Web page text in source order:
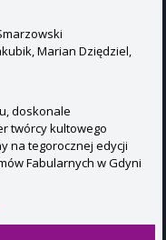
Marian Dziędziel,
doskonale
twórcy kultowego
na tegorocznej edycji
Fabularnych w Gdyni